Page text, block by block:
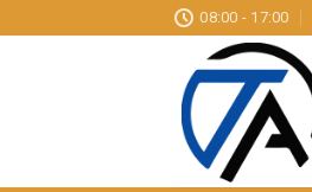
to
08:00 - 17:00